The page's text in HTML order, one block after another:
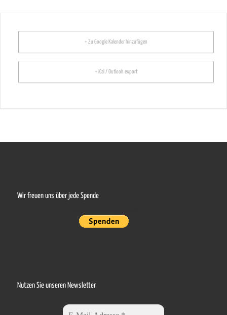
+ Zu Google Kalender hinzufügen
+ iCal / Outlook export
Wir freuen uns über jede Spende
Nutzen Sie unseren Newsletter